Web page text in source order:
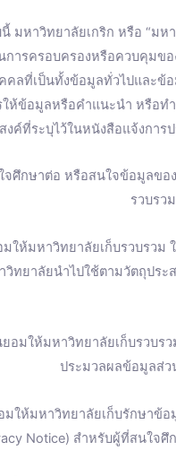
มหาวิทยาลัยเกริก หรือ “ม
ารครอบครองหรือควบคุมข
คลที่เป็นทั้งข้อมูลทั่วไปและ
ให้ข้อมูลหรือคำแนะนำ หรือท
งค์ที่ระบุไว้ในหนังสือแจ้งกา
ศึกษาต่อ หรือสนใจข้อมูลขอ
รวบรว
มให้มหาวิทยาลัยเก็บรวบรว
วิทยาลัยนำไปใช้ตามวัตถุปร
ยอมให้มหาวิทยาลัยเก็บรวบ
ประมวลผลข้อมูลส่ว
มให้มหาวิทยาลัยเก็บรักษาข้
Notice) สำหรับผู้ที่สนใจ